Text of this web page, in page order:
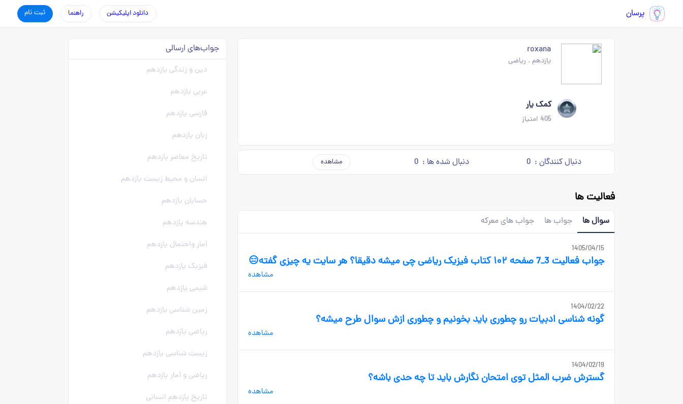
پرسان ثبت نام راهنما دانلود اپلیکیشن
roxana
یازدهم . ریاضی
کمک یار
405 امتیاز
دنبال کنندگان : 0 دنبال شده ها : 0 مشاهده
فعالیت ها
سوال ها جواب ها جواب های معرکه
1405/04/15
جواب فعالیت 3_7 صفحه ۱۰۲ کتاب فیزیک ریاضی چی میشه دقیقا؟ هر سایت یه چیزی گفته😑
مشاهده
1404/02/22
گونه شناسی ادبیات رو چطوری باید بخونیم و چطوری ازش سوال طرح میشه؟
مشاهده
1404/02/19
گسترش ضرب المثل توی امتحان نگارش باید تا چه حدی باشه؟
مشاهده
جواب‌های ارسالی
دین و زندگی یازدهم
عربی یازدهم
فارسی یازدهم
زبان یازدهم
تاریخ معاصر یازدهم
انسان و محیط زیست یازدهم
حسابان یازدهم
هندسه یازدهم
آمار واحتمال یازدهم
فیزیک یازدهم
شیمی یازدهم
زمین شناسی یازدهم
ریاضی یازدهم
زیست شناسی یازدهم
ریاضی و آمار یازدهم
تاریخ یازدهم انسانی